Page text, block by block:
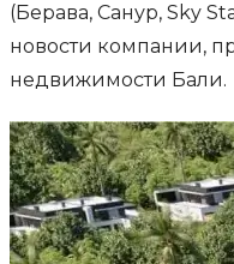
(Берава, Санур, Sky
новости компании,
недвижимости Бали.